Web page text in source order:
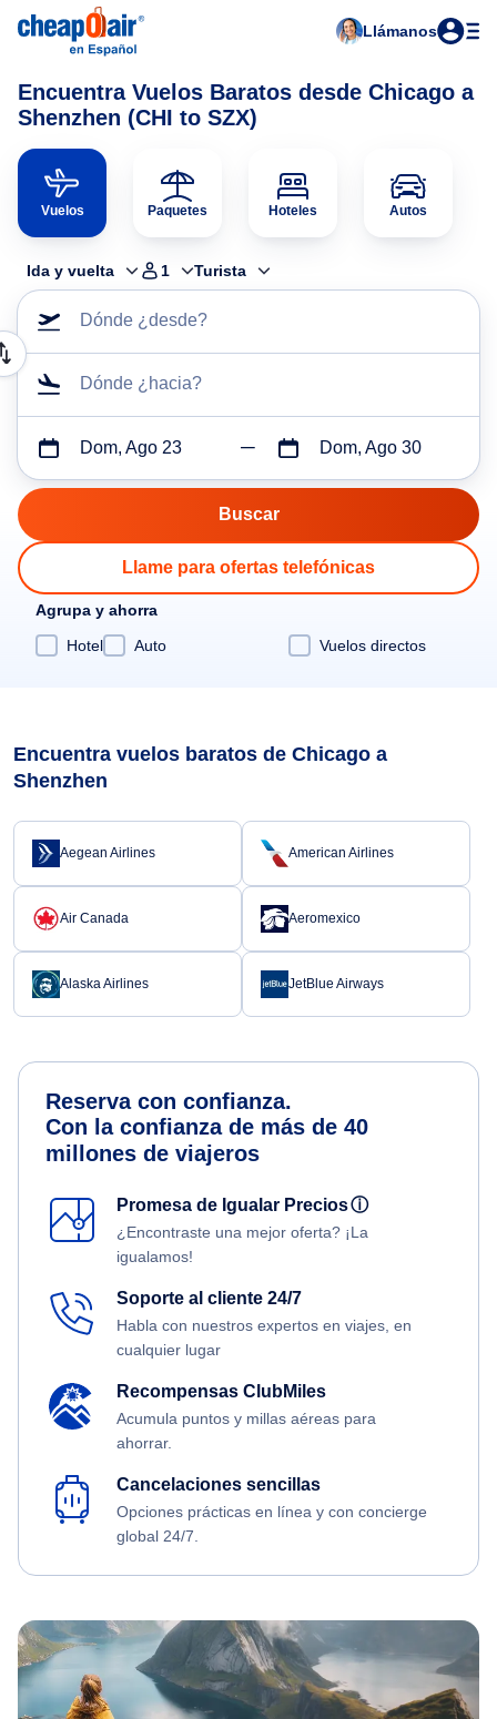
Llámanos
Encuentra Vuelos Baratos desde Chicago a
Shenzhen (CHI to SZX)
Vuelos Paquetes Hoteles Autos
Ida y vuelta 1 Turista
Dónde ¿desde?
Dónde ¿hacia?
Dom, Ago 23 Dom, Ago 30
Llame para ofertas telefónicas
Agrupa y ahorra
Hotel
Auto Vuelos directos
Encuentra vuelos baratos de Chicago a
Shenzhen
Aegean Airlines American Airlines
Air Canada Aeromexico
Alaska Airlines JetBlue Airways
Reserva con confianza.
Con la confianza de más de 40
millones de viajeros
Promesa de Igualar Preciosⓘ
¿Encontraste una mejor oferta? ¡La
igualamos!
Soporte al cliente 24/7
Habla con nuestros expertos en viajes, en
cualquier lugar
Recompensas ClubMiles
Acumula puntos y millas aéreas para
ahorrar.
Cancelaciones sencillas
Opciones prácticas en línea y con concierge
global 24/7.